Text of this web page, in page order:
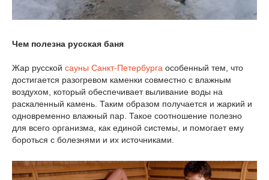
Чем полезна русская баня
Жар русской сауны Санкт-Петербурга особенный тем, что
достигается разогревом каменки совместно с влажным
воздухом, который обеспечивает выливание воды на
раскаленный камень. Таким образом получается и жаркий и
одновременно влажный пар. Такое соотношение полезно
для всего организма, как единой системы, и помогает ему
бороться с болезнями и их источниками.